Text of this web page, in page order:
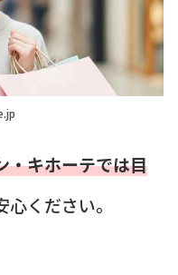
・キホーテでは目
心ください。